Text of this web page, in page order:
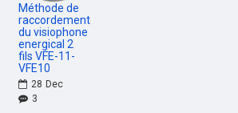
Méthode de
raccordement
du visiophone
energical 2
fils VFE-11-
VFE10
28 Dec
3